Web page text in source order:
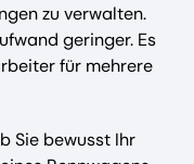
zu verwalten.
geringer. Es
für mehrere
Sie bewusst Ihr